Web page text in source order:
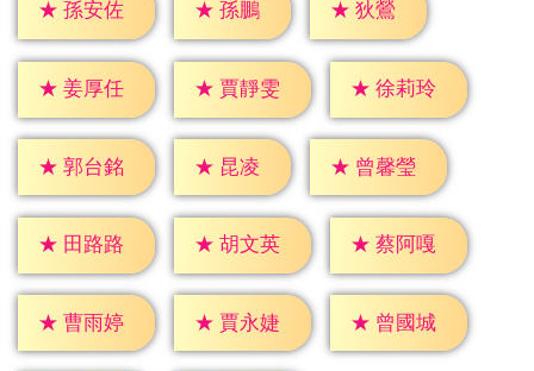
★ 孫安佐 ★ 孫鵬 ★ 狄鶯
★ 姜厚任 ★ 賈靜雯 ★ 徐莉玲
★ 郭台銘 ★ 昆凌 ★ 曾馨瑩
★ 田路路 ★ 胡文英 ★ 蔡阿嘎
★ 曹雨婷 ★ 賈永婕 ★ 曾國城